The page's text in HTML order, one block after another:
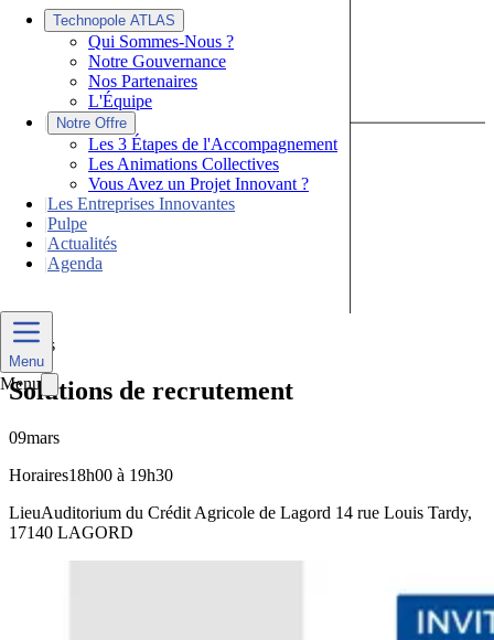
Technopole ATLAS
Qui Sommes-Nous ?
Notre Gouvernance
Nos Partenaires
L'Équipe
|
Notre Offre
Les 3 Étapes de l'Accompagnement
Les Animations Collectives
Vous Avez un Projet Innovant ?
|Les Entreprises Innovantes
|Pulpe
|Actualités
|Agenda
Menu
Menu
Divers
Solutions de recrutement
09mars
Horaires18h00 à 19h30
LieuAuditorium du Crédit Agricole de Lagord 14 rue Louis Tardy,
17140 LAGORD